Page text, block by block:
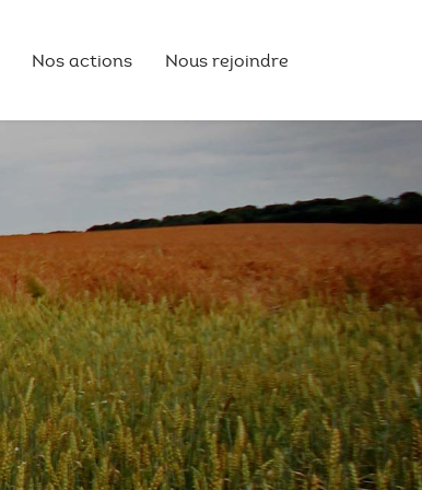
Nos actions Nous rejoindre